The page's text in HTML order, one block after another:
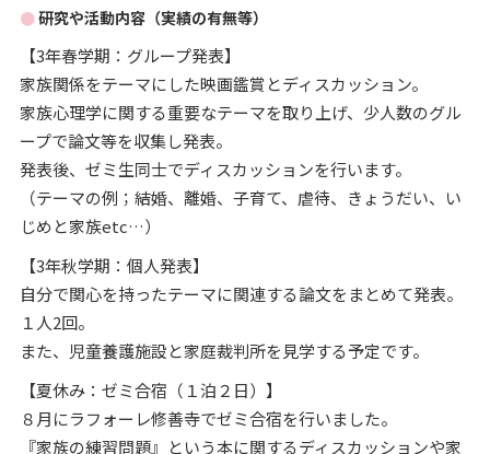
研究や活動内容（実績の有無等）
【3年春学期：グループ発表】
家族関係をテーマにした映画鑑賞とディスカッション。
家族心理学に関する重要なテーマを取り上げ、少人数のグル
ープで論文等を収集し発表。
発表後、ゼミ生同士でディスカッションを行います。
（テーマの例；結婚、離婚、子育て、虐待、きょうだい、い
じめと家族etc…）
【3年秋学期：個人発表】
自分で関心を持ったテーマに関連する論文をまとめて発表。
１人2回。
また、児童養護施設と家庭裁判所を見学する予定です。
【夏休み：ゼミ合宿（１泊２日）】
８月にラフォーレ修善寺でゼミ合宿を行いました。
『家族の練習問題』という本に関するディスカッションや家